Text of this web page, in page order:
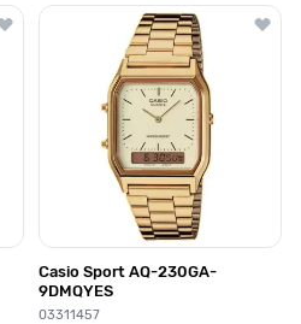
karuzeli jest możliwe za pomocą
karuzeli
Casio Sport AQ-230GA-
9DMQYES
03311457